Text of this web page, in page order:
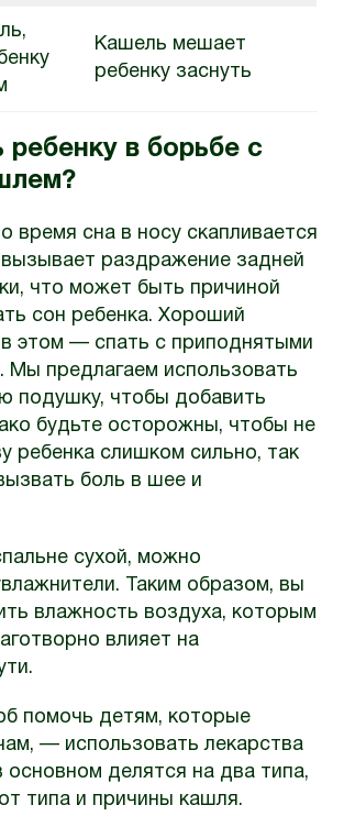
Кашель мешает
ребенку заснуть
ребенку в борьбе с
время сна в носу скапливается
вызывает раздражение задней
что может быть причиной
сон ребенка. Хороший
этом — спать с приподнятыми
Мы предлагаем использовать
подушку, чтобы добавить
будьте осторожны, чтобы не
ребенка слишком сильно, так
боль в шее и
сухой, можно
Таким образом, вы
влажность воздуха, которым
влияет на
помочь детям, которые
— использовать лекарства
делятся на два типа,
типа и причины кашля.